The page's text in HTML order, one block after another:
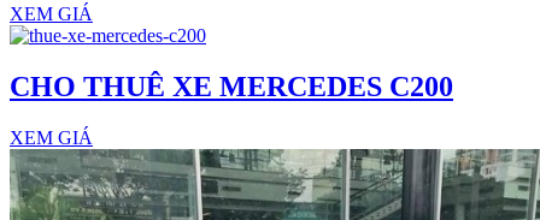
XEM GIÁ
CHO THUÊ XE MERCEDES C200
XEM GIÁ